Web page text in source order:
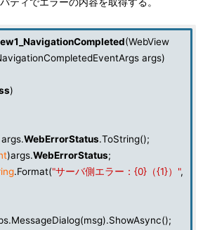
(WebView
args)
)
WebErrorStatus.ToString();
)args.WebErrorStatus;
.Format("サーバ側エラー：{0}（{1}）",